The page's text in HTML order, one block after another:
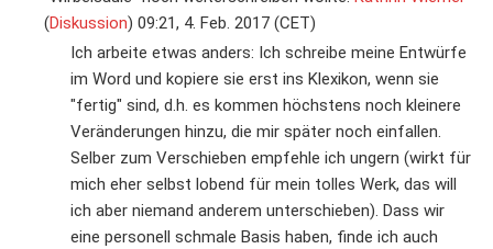
(Diskussion) 09:21, 4. Feb. 2017 (CET)
Ich arbeite etwas anders: Ich schreibe meine Entwürfe
im Word und kopiere sie erst ins Klexikon, wenn sie
"fertig" sind, d.h. es kommen höchstens noch kleinere
Veränderungen hinzu, die mir später noch einfallen.
Selber zum Verschieben empfehle ich ungern (wirkt für
mich eher selbst lobend für mein tolles Werk, das will
ich aber niemand anderem unterschieben). Dass wir
eine personell schmale Basis haben, finde ich auch